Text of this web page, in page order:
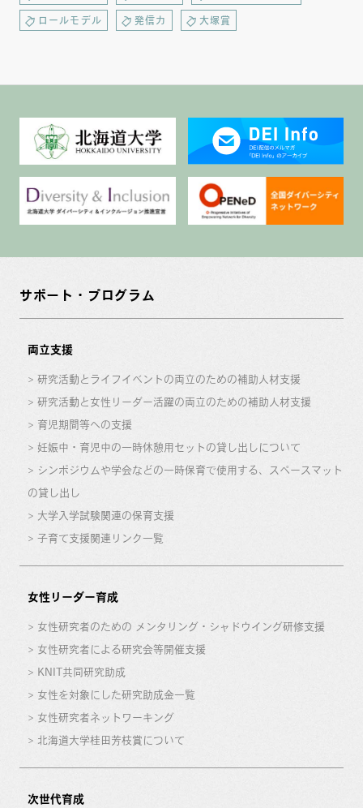
ロールモデル 発信力 大塚賞
サポート・プログラム
両立支援
研究活動とライフイベントの両立のための補助人材支援
研究活動と女性リーダー活躍の両立のための補助人材支援
育児期間等への支援
妊娠中・育児中の一時休憩用セットの貸し出しについて
シンポジウムや学会などの一時保育で使用する、スペースマット
の貸し出し
大学入学試験関連の保育支援
子育て支援関連リンク一覧
女性リーダー育成
女性研究者のための メンタリング・シャドウイング研修支援
女性研究者による研究会等開催支援
KNIT共同研究助成
女性を対象にした研究助成金一覧
女性研究者ネットワーキング
北海道大学桂田芳枝賞について
次世代育成